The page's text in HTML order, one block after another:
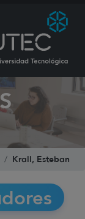
Krall, Esteban